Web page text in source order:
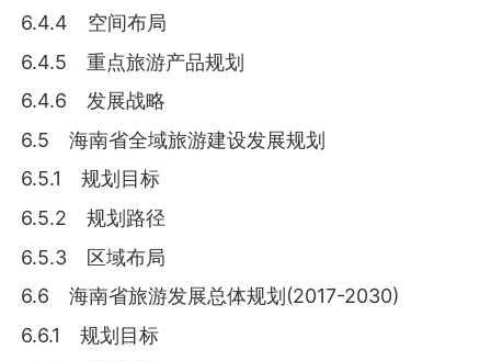
6.4.4 空间布局
6.4.5 重点旅游产品规划
6.4.6 发展战略
6.5 海南省全域旅游建设发展规划
6.5.1 规划目标
6.5.2 规划路径
6.5.3 区域布局
6.6 海南省旅游发展总体规划(2017-2030)
6.6.1 规划目标